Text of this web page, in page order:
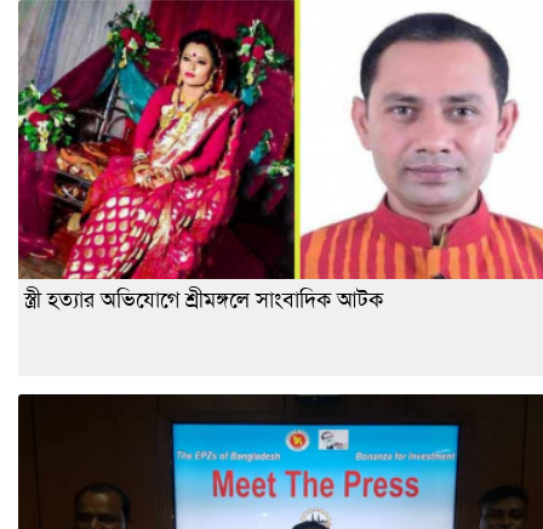
স্ত্রী হত্যার অভিযোগে শ্রীমঙ্গলে সাংবাদিক আটক